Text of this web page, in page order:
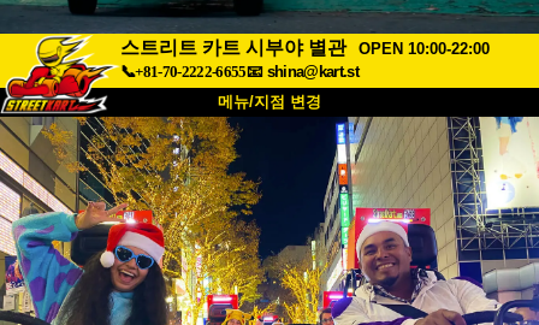
스트리트 카트 시부야 별관
OPEN 10:00-22:00
📞+81-70-2222-6655📧 shina@kart.st
메뉴/지점 변경
소개 사양 가격
접근성 고객 리뷰 자주 묻는 질문
회사 정보 예약
지점 변경